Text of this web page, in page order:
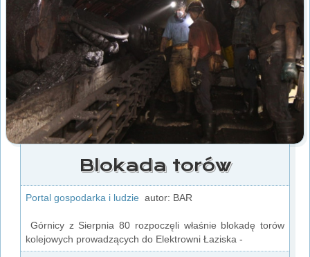
Blokada torów
Portal gospodarka i ludzie autor: BAR
Górnicy z Sierpnia 80 rozpoczęli właśnie blokadę torów
kolejowych prowadzących do Elektrowni Łaziska -